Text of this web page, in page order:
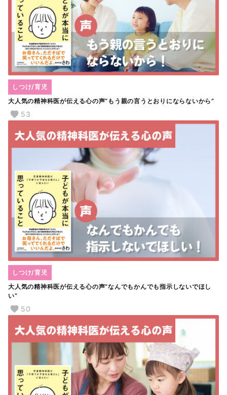
大人気の精神科医が伝える心の声“もう親の言うとおりにならないから”
しつけ/育児
53
大人気の精神科医が伝える心の声“なんでもかんでも指示しないでほし
い”
しつけ/育児
50